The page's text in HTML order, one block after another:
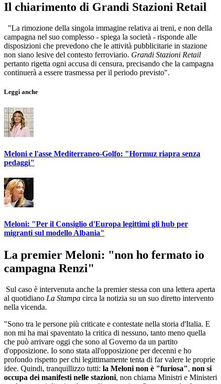
Il chiarimento di Grandi Stazioni Retail
"La rimozione della singola immagine relativa ai treni, e non della
campagna nel suo complesso - spiega la società - risponde alle
disposizioni che prevedono che le attività pubblicitarie in stazione
non siano lesive del contesto ferroviario. Grandi Stazioni Retail
pertanto rigetta ogni accusa di censura, precisando che la campagna
continuerà a essere trasmessa per il periodo previsto".
Leggi anche
Meloni e l'asse Mediterraneo-Golfo: "Hormuz riapra senza
pedaggi"
Meloni: "Per il Consiglio d'Europa legittimi gli hub per
migranti sul modello Albania"
La premier Meloni: "non ho fermato io
campagna Renzi"
Sul caso è intervenuta anche la premier stessa con una lettera aperta
al quotidiano La Stampa circa la notizia su un suo diretto intervento
nella vicenda.
"Sono tra le persone più criticate e contestate nella storia d'Italia. E
non mi ha mai spaventato la critica di nessuno, tanto meno quella
che può arrivare oggi che sono al Governo da un partito
d'opposizione. Io sono stata all'opposizione per decenni e ho
profondo rispetto per chi legittimamente tenta di far valere le proprie
idee. Quindi, tranquillizzo tutti: la Meloni non è "furiosa", non si
occupa dei manifesti nelle stazioni, non chiama Ministri e Ministeri